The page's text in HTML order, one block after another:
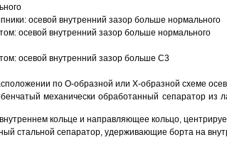
осевой внутренний зазор больше нормального
осевой внутренний зазор больше нормального
осевой внутренний зазор больше C3
по О-образной или Х-образной схеме
механически обработанный сепаратор
кольце и направляющее кольцо,
стальной сепаратор, удерживающие борта на